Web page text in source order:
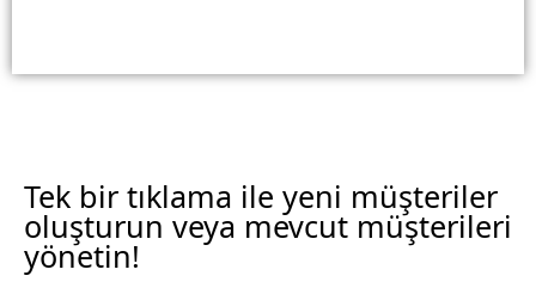
Tek bir tıklama ile yeni müşteriler
oluşturun veya mevcut müşterileri
yönetin!